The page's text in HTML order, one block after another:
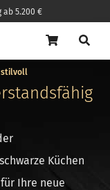
5.200 €
stilvoll
Küchen
Ihre neue